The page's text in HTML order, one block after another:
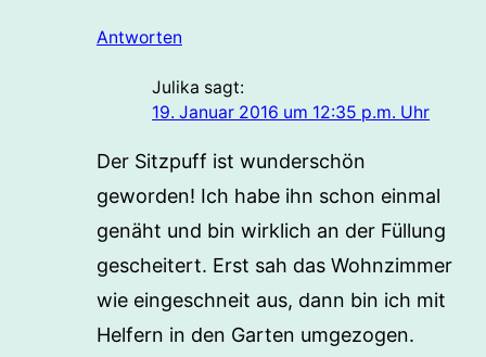
Antworten
Julika sagt:
19. Januar 2016 um 12:35 p.m. Uhr
Der Sitzpuff ist wunderschön
geworden! Ich habe ihn schon einmal
genäht und bin wirklich an der Füllung
gescheitert. Erst sah das Wohnzimmer
wie eingeschneit aus, dann bin ich mit
Helfern in den Garten umgezogen.